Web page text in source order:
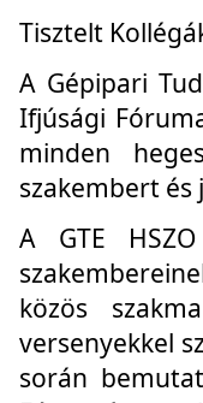
Tisztelt
A Gépipari
Ifjúsági
minden
szakembert
A GTE
közös
versenyekkel
során